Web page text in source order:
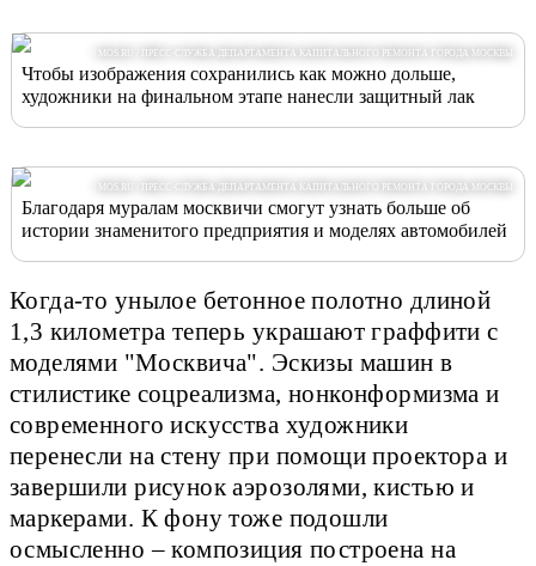
/ MOS.RU / ПРЕСС-СЛУЖБА ДЕПАРТАМЕНТА КАПИТАЛЬНОГО РЕМОНТА ГОРОДА МОСКВЫ
Чтобы изображения сохранились как можно дольше,
художники на финальном этапе нанесли защитный лак
/ MOS.RU / ПРЕСС-СЛУЖБА ДЕПАРТАМЕНТА КАПИТАЛЬНОГО РЕМОНТА ГОРОДА МОСКВЫ
Благодаря муралам москвичи смогут узнать больше об
истории знаменитого предприятия и моделях автомобилей
Когда-то унылое бетонное полотно длиной
1,3 километра теперь украшают граффити с
моделями "Москвича". Эскизы машин в
стилистике соцреализма, нонконформизма и
современного искусства художники
перенесли на стену при помощи проектора и
завершили рисунок аэрозолями, кистью и
маркерами. К фону тоже подошли
осмысленно – композиция построена на